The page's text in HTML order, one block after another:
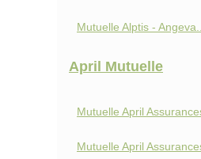
Mutuelle Alptis - Angeva...
April Mutuelle
Mutuelle April
Mutuelle April